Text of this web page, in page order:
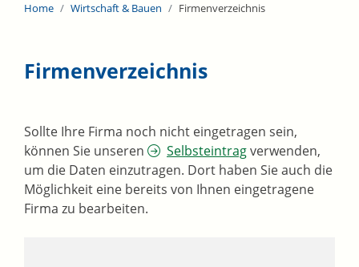
Home Wirtschaft & Bauen Firmenverzeichnis
Firmenverzeichnis
Sollte Ihre Firma noch nicht eingetragen sein,
können Sie unseren
Selbsteintragverwenden,
um die Daten einzutragen. Dort haben Sie auch die
Möglichkeit eine bereits von Ihnen eingetragene
Firma zu bearbeiten.